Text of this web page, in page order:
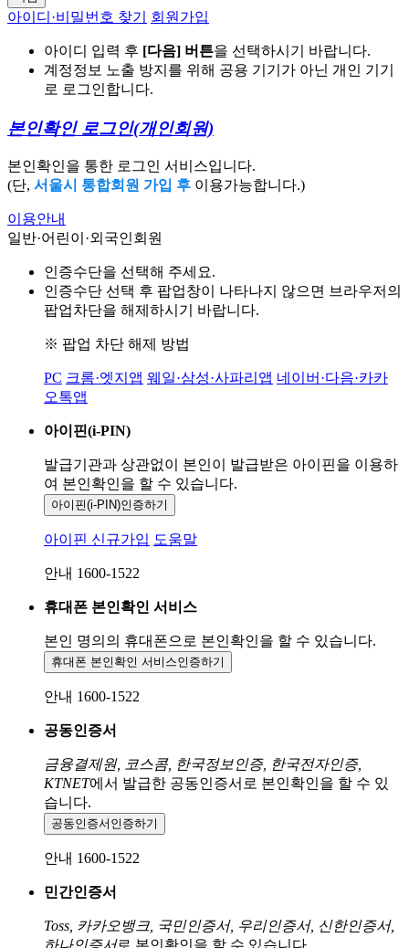
아이디·비밀번호 찾기 회원가입
아이디 입력 후 [다음] 버튼을 선택하시기 바랍니다.
계정정보 노출 방지를 위해 공용 기기가 아닌 개인 기기
로 로그인합니다.
본인확인 로그인(개인회원)
본인확인을 통한 로그인 서비스입니다.
(단, 서울시 통합회원 가입 후 이용가능합니다.)
이용안내
일반·어린이·외국인회원
인증수단을 선택해 주세요.
인증수단 선택 후 팝업창이 나타나지 않으면 브라우저의
팝업차단을 해제하시기 바랍니다.
※ 팝업 차단 해제 방법
PC 크롬·엣지앱 웨일·삼성·사파리앱 네이버·다음·카카
오톡앱
아이핀(i-PIN)
발급기관과 상관없이 본인이 발급받은 아이핀을 이용하
여 본인확인을 할 수 있습니다.
아이핀(i-PIN)인증하기
아이핀 신규가입 도움말
안내 1600-1522
휴대폰 본인확인 서비스
본인 명의의 휴대폰으로 본인확인을 할 수 있습니다.
휴대폰 본인확인 서비스인증하기
안내 1600-1522
공동인증서
금융결제원, 코스콤, 한국정보인증, 한국전자인증,
KTNET에서 발급한 공동인증서로 본인확인을 할 수 있
습니다.
공동인증서 인증하기
안내 1600-1522
민간인증서
Toss, 카카오뱅크, 국민인증서, 우리인증서, 신한인증서,